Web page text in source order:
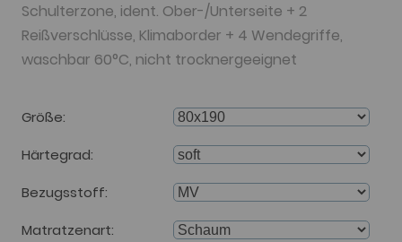
Schulterzone, ident. Ober-/Unterseite + 2
Reißverschlüsse, Klimaborder + 4 Wendegriffe,
waschbar 60°C, nicht trocknergeeignet
Größe
Härtegrad
Bezugsstoff
Matratzenart